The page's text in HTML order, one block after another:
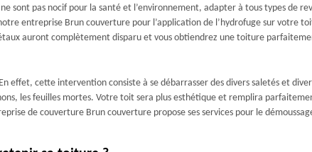
sont pas nocif pour la santé et l’environnement, adapter à tous types de
entreprise Brun couverture pour l’application de l’hydrofuge sur votre
auront complètement disparu et vous obtiendrez une toiture
cette intervention consiste à se débarrasser des divers saletés et
les feuilles mortes. Votre toit sera plus esthétique et remplira
de couverture Brun couverture propose ses services pour le